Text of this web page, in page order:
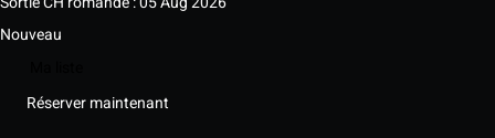
Nouveau
Réserver maintenant